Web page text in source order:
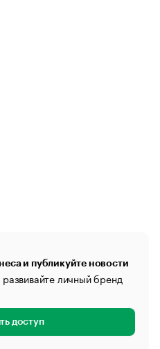
и публикуйте новости
личный бренд
доступ